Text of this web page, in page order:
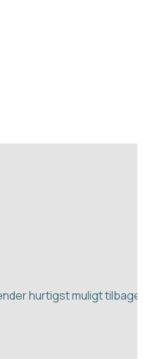
hurtigst muligt